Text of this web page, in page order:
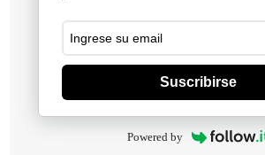
Suscribirse
Powered by